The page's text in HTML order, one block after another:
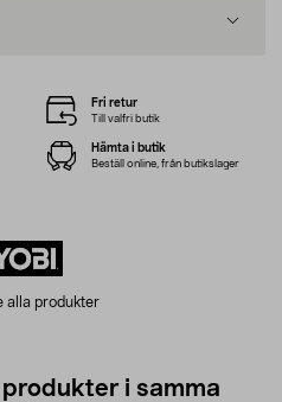
alla produkter
Fri retur
Till valfri butik
Hämta i butik
Beställ online, från butikslager
i samma